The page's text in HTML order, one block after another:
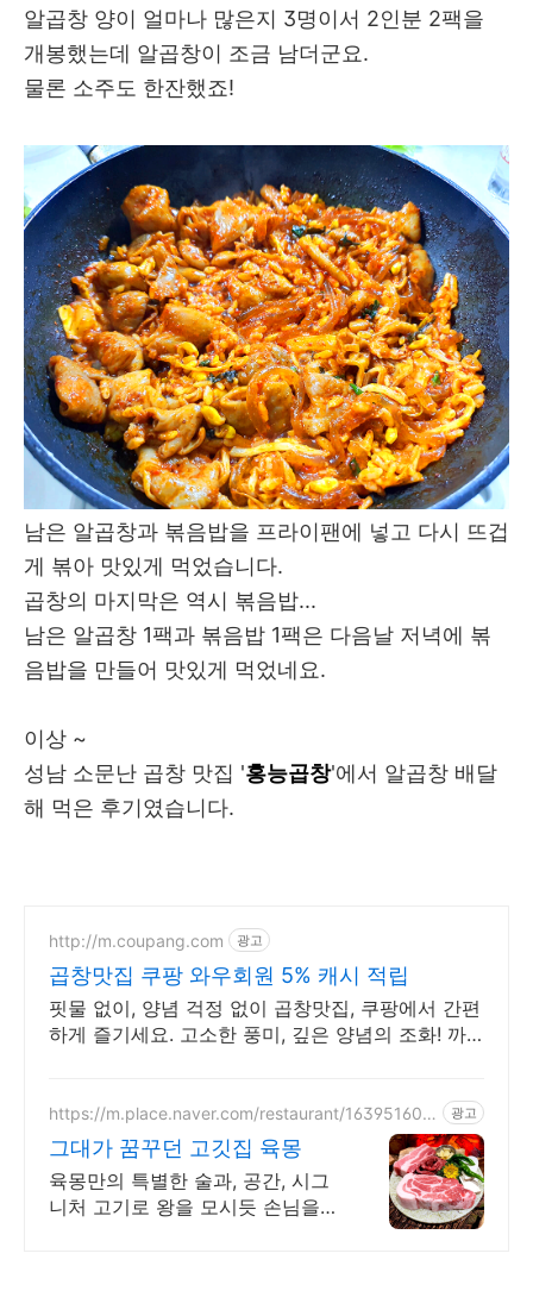
알곱창 양이 얼마나 많은지 3명이서 2인분 2팩을
개봉했는데 알곱창이 조금 남더군요.
물론 소주도 한잔했죠!
남은 알곱창과 볶음밥을 프라이팬에 넣고 다시 뜨겁
게 볶아 맛있게 먹었습니다.
곱창의 마지막은 역시 볶음밥...
남은 알곱창 1팩과 볶음밥 1팩은 다음날 저녁에 볶
음밥을 만들어 맛있게 먹었네요.
이상 ~
성남 소문난 곱창 맛집 '홍능곱창'에서 알곱창 배달
해 먹은 후기였습니다.
http://m.coupang.com 광고
곱창맛집 쿠팡 와우회원 5% 캐시 적립
핏물 없이, 양념 걱정 없이 곱창맛집, 쿠팡에서 간편
하게 즐기세요. 고소한 풍미, 깊은 양념의 조화! 까
https://m.place.naver.com/restaurant/163951608
광고
그대가 꿈꾸던 고깃집 육몽
육몽만의 특별한 술과, 공간, 시그
니처 고기로 왕을 모시듯 손님을